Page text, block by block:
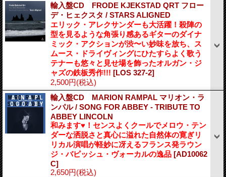
輸入盤CD FRODE KJEKSTAD QRT フロー
デ・ヒェクスタ / STARS ALIGNED
エリック・アレクサンダーも大活躍！殺陣の
型を見るような角張り感あるギターのダイナ
ミック・アクションが渋〜い妙味を放ち、ス
ムース・ドライヴィングにひたすらよく歌う
テナーも悠々と見せ場を飾ったオルガン・ジ
ャズの鉄板秀作!!! [LOS 327-2]
2,500円(税込)
輸入盤CD MARION RAMPAL マリオン・ラ
ンパル / SONG FOR ABBEY - TRIBUTE TO
ABBEY LINCOLN
和みます♥！センスよくクールでメロウ・テン
ダーな洒脱さと真心に溢れた自然体の寛ぎリ
リカル演唱が軽妙に冴えるフランス発ラウン
ジ・バピッシュ・ヴォーカルの逸品 [AD10062
C]
2,650円(税込)